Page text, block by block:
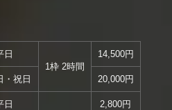
日
1枠 2時間
14,500円
・祝日 20,000円
日
2,800円